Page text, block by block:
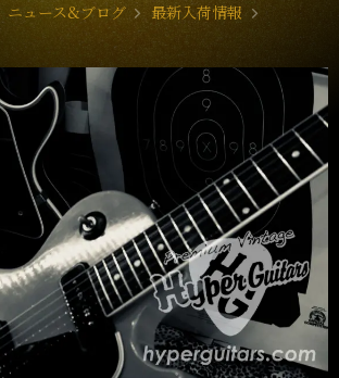
ニュース&ブログ 最新入荷情報